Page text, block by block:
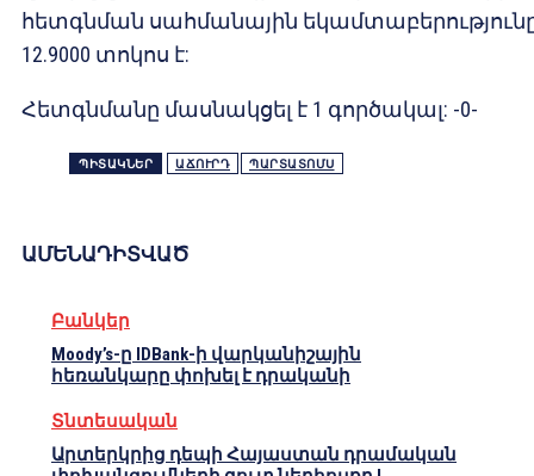
հետգնման սահմանային
12.9000 տոկոս է:
Հետգնմանը մասնակցել է 1 գործակալ: -0-
ՊԻՏԱԿՆԵՐ ԱՃՈՒՐԴ ՊԱՐՏԱՏՈՄՍ
ԱՄԵՆԱԴԻՏՎԱԾ
Բանկեր
Moody’s-ը IDBank-ի վարկանիշային
հեռանկարը փոխել է դրականի
Տնտեսական
Արտերկրից դեպի Հայաստան դրամական